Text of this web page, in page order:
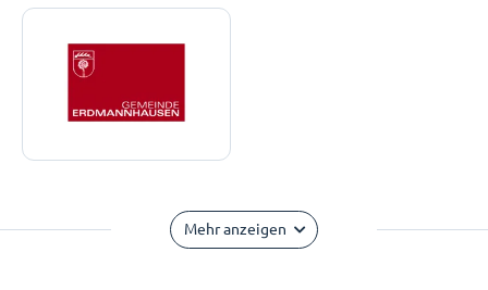
Mehr anzeigen